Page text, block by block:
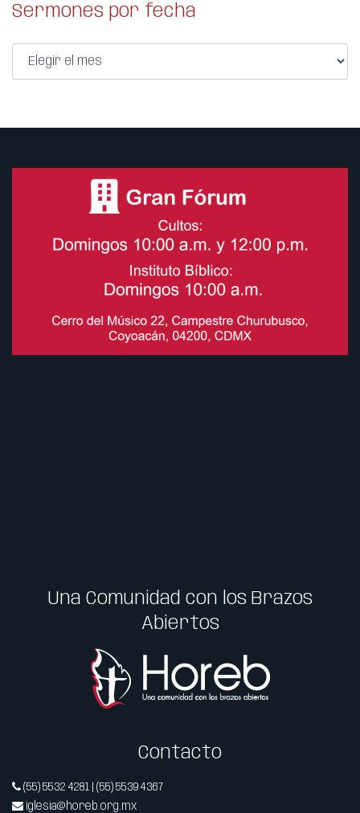
Sermones por fecha
Una Comunidad con los Brazos
Abiertos
Contacto
(55) 5532 4281 | (55) 5539 4367
iglesia@horeb.org.mx